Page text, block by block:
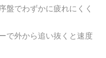
盤でわずかに疲れにくく
で外から追い抜くと速度